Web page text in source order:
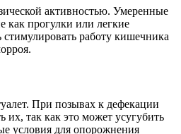
активностью. Умеренные
как прогулки или легкие
работу кишечника
При позывах к дефекации
их, так как это может усугубить
условия для опорожнения